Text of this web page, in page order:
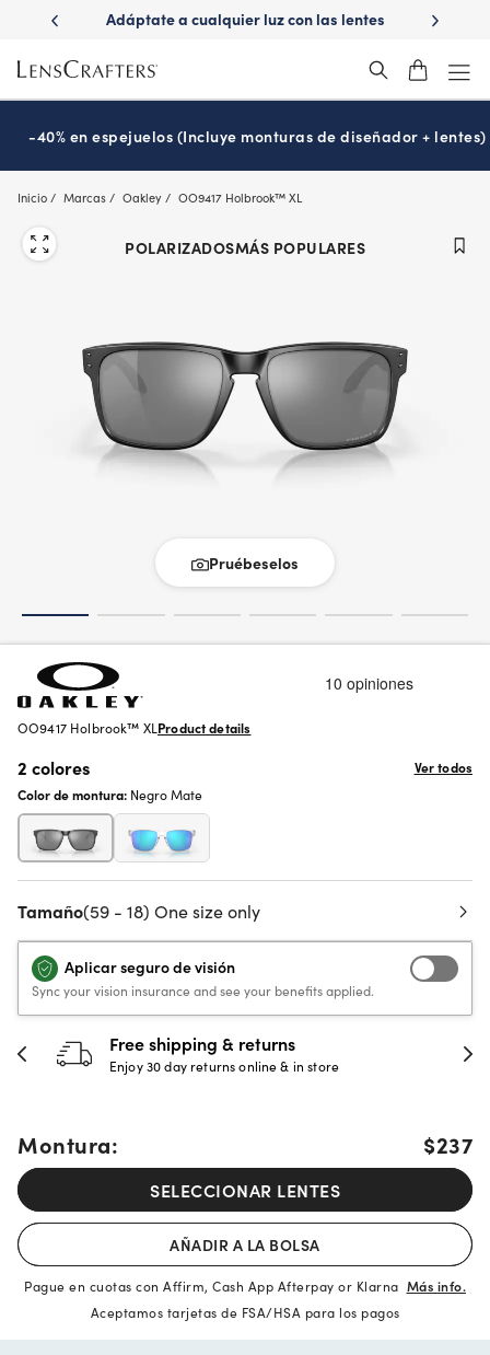
main
content
luz con las lentes
¿Es hora de tu examen de la vista?
-40% en espejuelos (Incluye monturas de diseñador + lentes)
Inicio Marcas Oakley OO9417 Holbrook™ XL
POLARIZADOSMÁS POPULARES
Pruébeselos
OO9417 Holbrook™ XL Product details
2 colores
Ver todos
Color de montura: Negro Mate
Tamaño(59 - 18) One size only
Aplicar seguro de visión
Sync your vision insurance and see your benefits applied.
30-day happiness guarantee
Full refund or replacement within 30 days
Montura: $237
SELECCIONAR LENTES
AÑADIR A LA BOLSA
Pague en cuotas con Affirm, Cash App Afterpay or Klarna Más info.
Aceptamos tarjetas de FSA/HSA para los pagos